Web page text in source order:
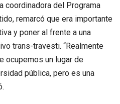
coordinadora del Programa
remarcó que era importante
y poner al frente a una
trans-travesti. “Realmente
ocupemos un lugar de
pública, pero es una